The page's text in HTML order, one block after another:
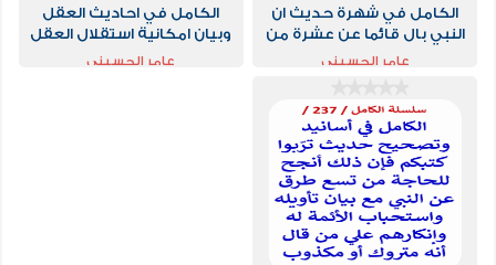
الكامل في شهرة حديث ان
النبي بال قائما عن عشرة من
الصحابة وإنكارهم علي
عائشة
عامر الحسيني
الكامل في احاديث العقل
وبيان امكانية استقلال العقل
عامر الحسيني